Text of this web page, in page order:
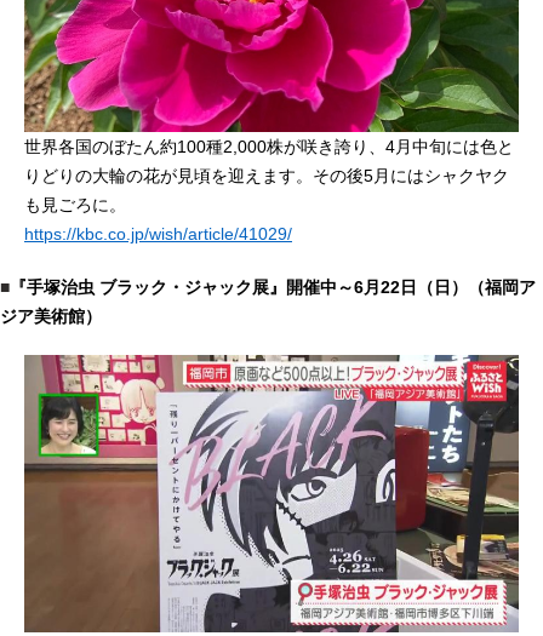
世界各国のぼたん約100種2,000株が咲き誇り、4月中旬には色と
りどりの大輪の花が見頃を迎えます。その後5月にはシャクヤク
も見ごろに。
https://kbc.co.jp/wish/article/41029/
■ 『手塚治虫 ブラック・ジャック展』開催中～6月22日（日）（福岡ア
ジア美術館）